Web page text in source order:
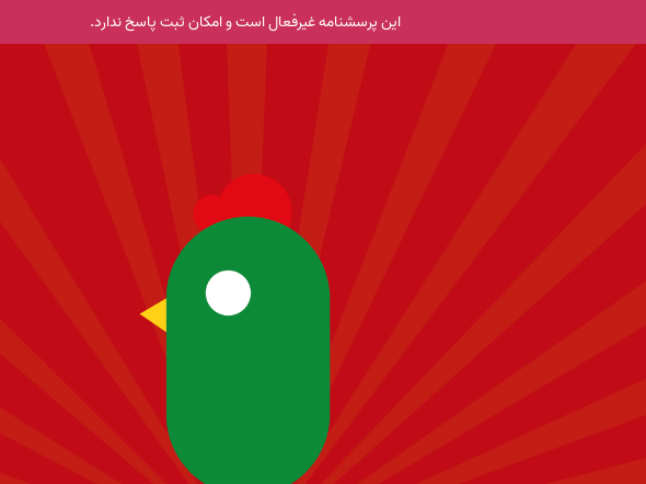
این پرسشنامه غیر‌فعال است و امکان ثبت پاسخ ندارد.